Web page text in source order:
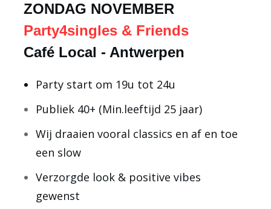
ZONDAG NOVEMBER
Party4singles & Friends
Café Local - Antwerpen
Party start om 19u tot 24u
Publiek 40+ (Min.leeftijd 25 jaar)
Wij draaien vooral classics en af en toe
een slow
Verzorgde look & positive vibes
gewenst